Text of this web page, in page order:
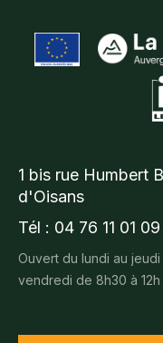
1 bis rue Humbert
d'Oisans
Tél : 04 76 11 01 09
Ouvert du lundi au
vendredi de 8h30 à 12h